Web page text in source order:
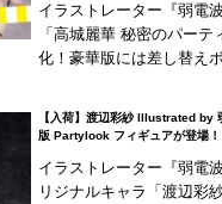
イラストレーター『弱電
「高城麗華 秘密のパーテ
化！豪華版には差し替え
海外商品は、発売が長期
て高い傾向にあり、輸入...
【入荷】渡辺彩紗 Illustrated by
版 Partylook フィギュアが登場！
イラストレーター『弱電
リジナルキャラ「渡辺彩